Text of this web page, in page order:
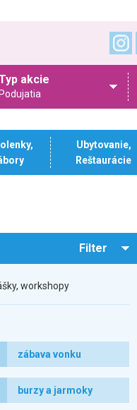
akcie
Podujatia
Ubytovanie,
Reštaurácie
Filter
workshopy
zábava vonku
burzy a jarmoky